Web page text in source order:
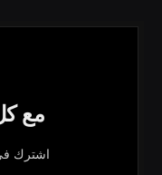
مع
اشترك في